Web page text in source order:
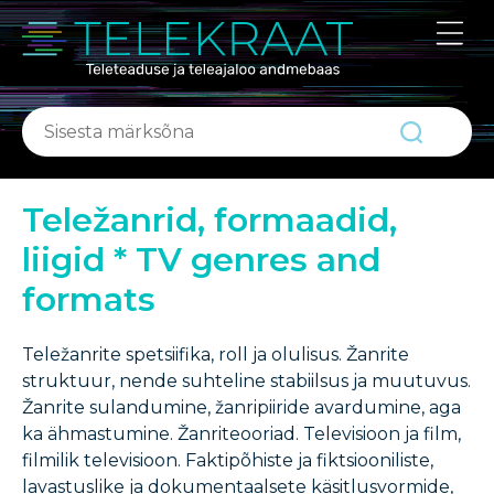
ABIKS
Portaalist
Teležanrid, formaadid,
liigid * TV genres and
formats
Teležanrite spetsiifika, roll ja olulisus. Žanrite
struktuur, nende suhteline stabiilsus ja muutuvus.
Žanrite sulandumine, žanripiiride avardumine, aga
ka ähmastumine. Žanriteooriad. Televisioon ja film,
filmilik televisioon. Faktipõhiste ja fiktsiooniliste,
lavastuslike ja dokumentaalsete käsitlusvormide,